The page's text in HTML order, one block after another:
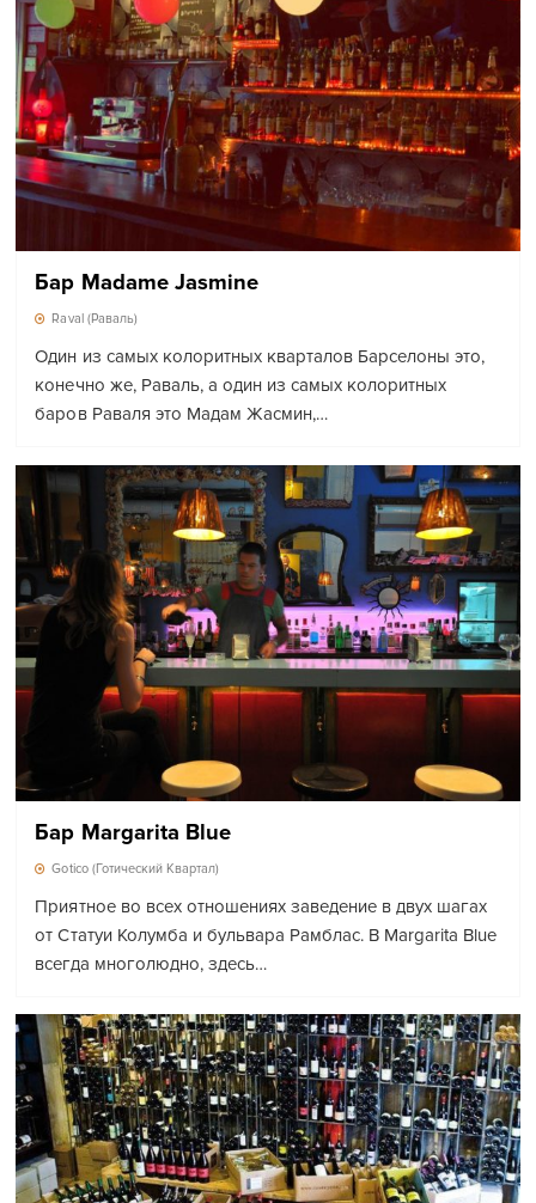
Бар Madame Jasmine
Raval (Раваль)
Один из самых колоритных кварталов Барселоны это,
конечно же, Раваль, а один из самых колоритных
баров Раваля это Мадам Жасмин,…
Бар Margarita Blue
Gotico (Готический Квартал)
Приятное во всех отношениях заведение в двух шагах
от Статуи Колумба и бульвара Рамблас. В Margarita Blue
всегда многолюдно, здесь…